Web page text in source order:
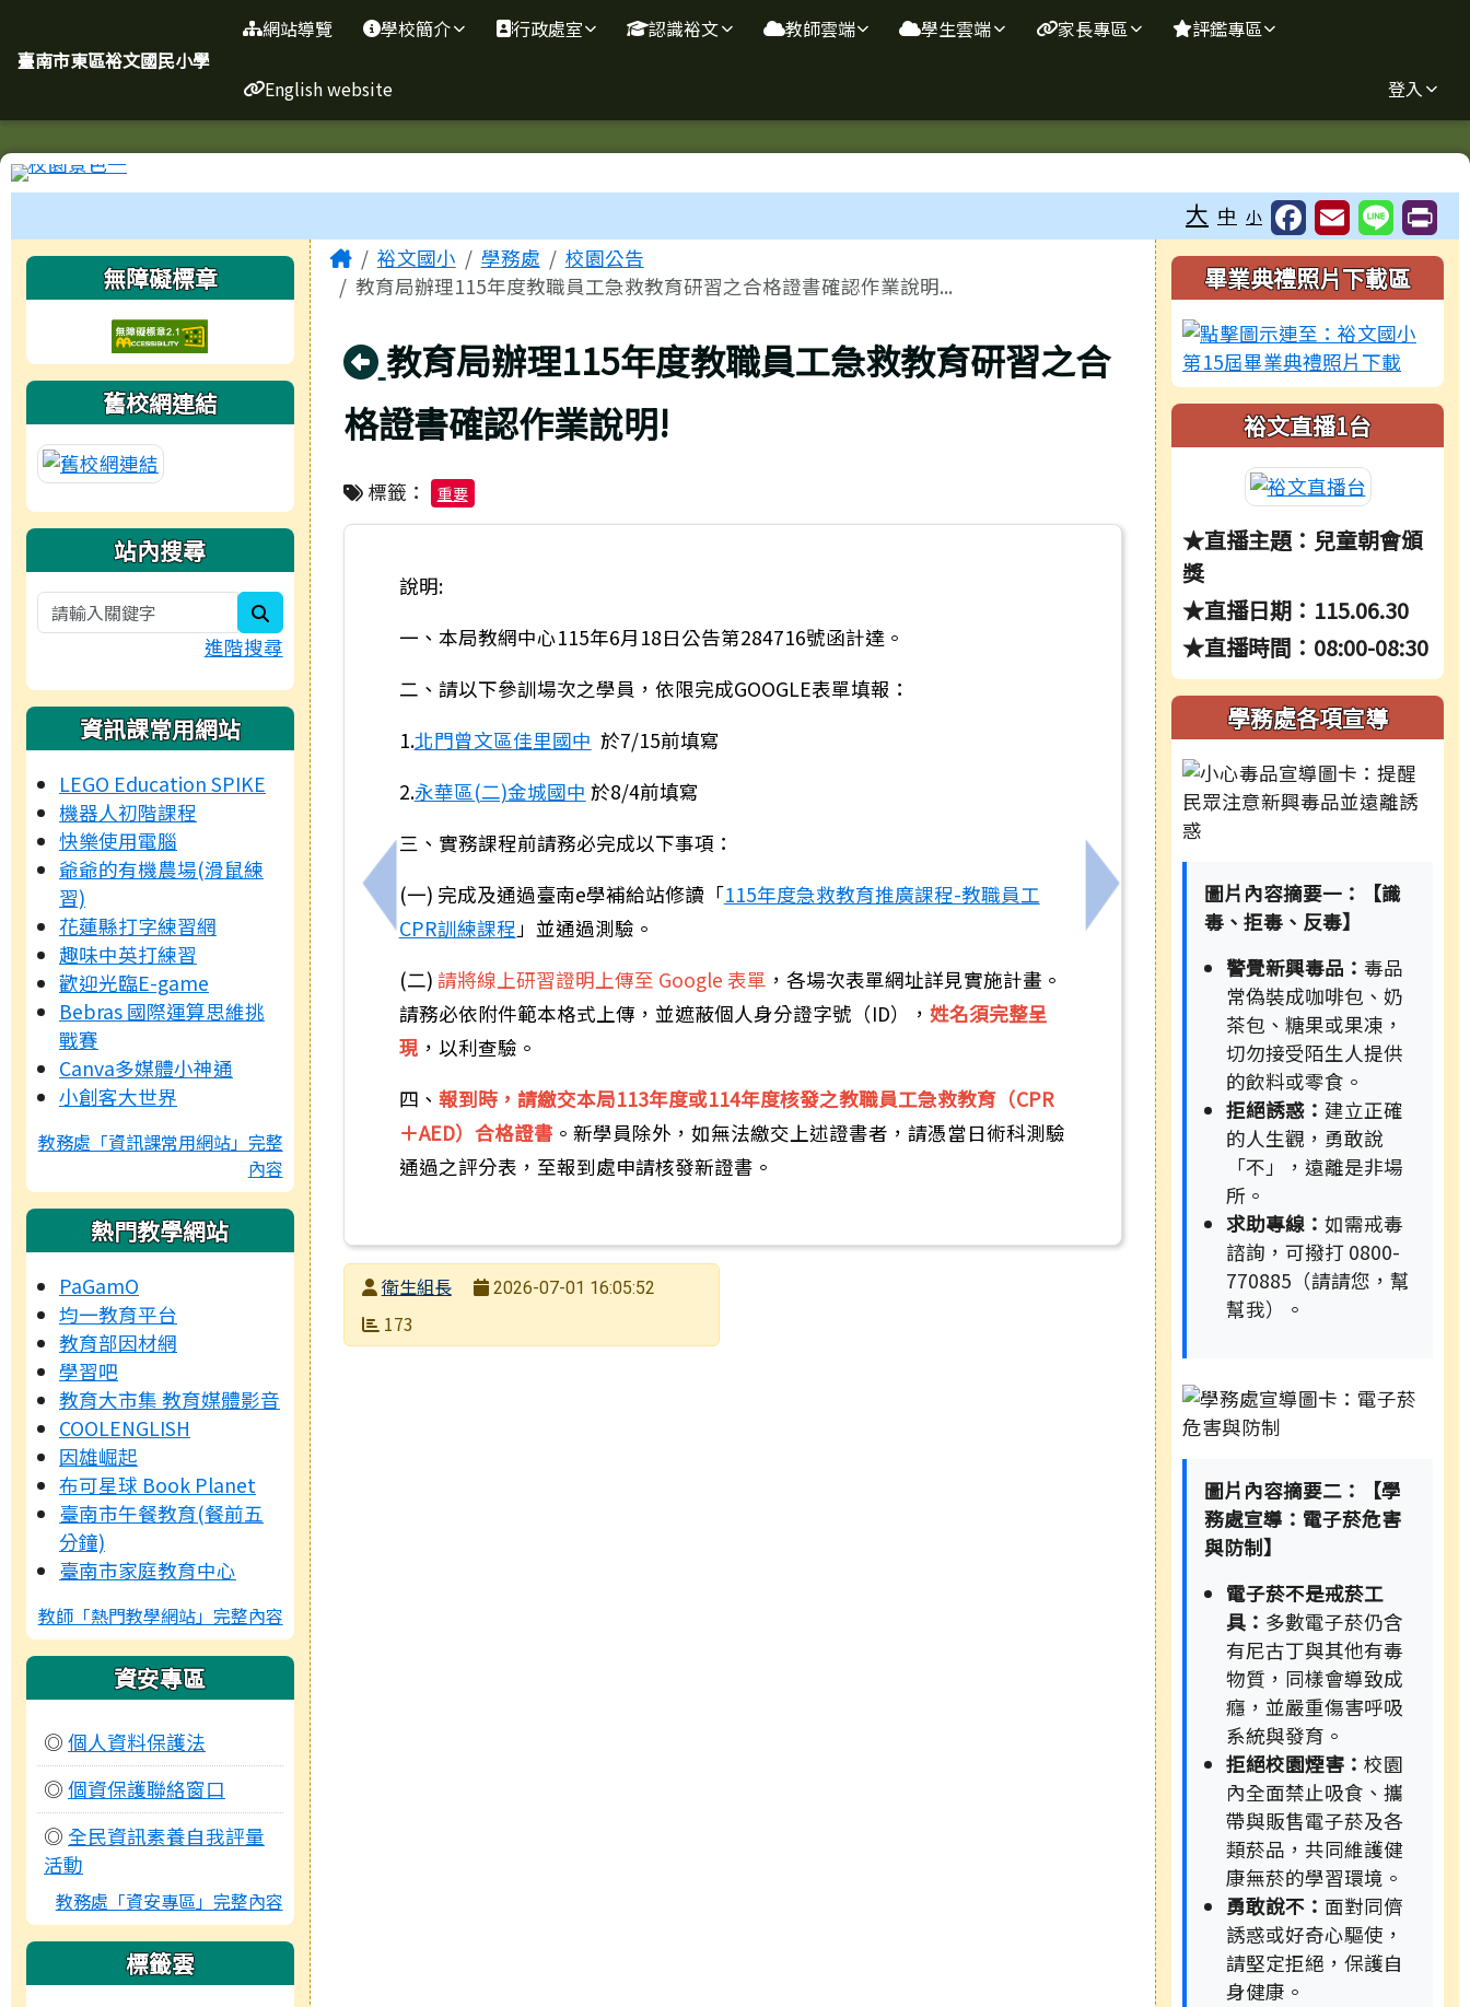
臺南市東區裕文國民小學
臺南市東區裕文國民小學
網站導覽 學校簡介 行政處室 認識裕文 教師雲端 學生雲端 家長專區 評鑑專區
English website 登入
大 中 小
左邊區域內容
無障礙標章
舊校網連結
站內搜尋
search
進階搜尋
資訊課常用網站
LEGO Education SPIKE
機器人初階課程
快樂使用電腦
爺爺的有機農場(滑鼠練
習)
花蓮縣打字練習網
趣味中英打練習
歡迎光臨E-game
Bebras 國際運算思維挑
戰賽
Canva多媒體小神通
小創客大世界
教務處「資訊課常用網站」完整
內容
熱門教學網站
PaGamO
均一教育平台
教育部因材網
學習吧
教育大市集 教育媒體影音
COOLENGLISH
因雄崛起
布可星球 Book Planet
臺南市午餐教育(餐前五
分鐘)
臺南市家庭教育中心
教師「熱門教學網站」完整內容
資安專區
◎ 個人資料保護法
◎ 個資保護聯絡窗口
◎ 全民資訊素養自我評量
活動
教務處「資安專區」完整內容
標籤雲
主內容區域
Home裕文國小 學務處
校園公告
教育局辦理115年度教職員工急救教育研習之合格證書確認作業說明...
回上頁
教育局辦理115年度教職員工急救教育研習之合
格證書確認作業說明!
標籤： 重要
上一筆：轉知臺南市衛生局辦理「115年臺南走起來－90天健康挑戰」團體獎勵計畫
說明:
一、本局教網中心115年6月18日公告第284716號函計達。
二、請以下參訓場次之學員，依限完成GOOGLE表單填報：
1.北門曾文區佳里國中 於7/15前填寫
2.永華區(二)金城國中 於8/4前填寫
三、實務課程前請務必完成以下事項：
(一) 完成及通過臺南e學補給站修讀「115年度急救教育推廣課程-教職員工
CPR訓練課程」並通過測驗。
(二) 請將線上研習證明上傳至 Google 表單 ，各場次表單網址詳見實施計畫。
請務必依附件範本格式上傳，並遮蔽個人身分證字號（ID）， 姓名須完整呈
現 ，以利查驗。
四、 報到時，請繳交本局113年度或114年度核發之教職員工急救教育（CPR
＋AED）合格證書 。新學員除外，如無法繳交上述證書者，請憑當日術科測驗
通過之評分表，至報到處申請核發新證書。
下一筆：社團法人中華民國關懷生命協會
發布者衛生組長
發布日期
2026-07-01 16:05:52
瀏覽次數
173
右邊區域內容
畢業典禮照片下載區
裕文直播1台
★直播主題：兒童朝會頒
獎
★直播日期：115.06.30
★直播時間：08:00-08:30
學務處各項宣導
圖片內容摘要一：【識
毒、拒毒、反毒】
警覺新興毒品： 毒品
常偽裝成咖啡包、奶
茶包、糖果或果凍，
切勿接受陌生人提供
的飲料或零食。
拒絕誘惑： 建立正確
的人生觀，勇敢說
「不」，遠離是非場
所。
求助專線： 如需戒毒
諮詢，可撥打 0800-
770885（請請您，幫
幫我）。
圖片內容摘要二：【學
務處宣導：電子菸危害
與防制】
電子菸不是戒菸工
具： 多數電子菸仍含
有尼古丁與其他有毒
物質，同樣會導致成
癮，並嚴重傷害呼吸
系統與發育。
拒絕校園煙害： 校園
內全面禁止吸食、攜
帶與販售電子菸及各
類菸品，共同維護健
康無菸的學習環境。
勇敢說不： 面對同儕
誘惑或好奇心驅使，
請堅定拒絕，保護自
身健康。
頁尾區域